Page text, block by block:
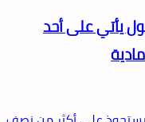
يأتي على أحد